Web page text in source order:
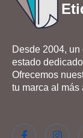
Desde 2004,
estado
Ofrecemos
tu marca al más